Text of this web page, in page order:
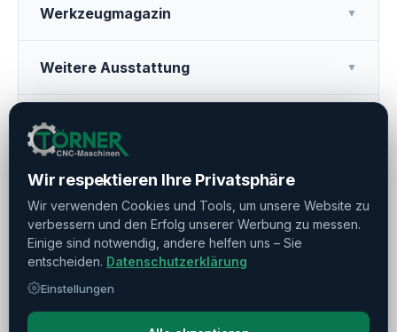
Werkzeugmagazin ▼
Weitere Ausstattung ▼
Betriebszeiten
Maschinendaten
Eilgang ▼
Kühlmitteldruck
Wir respektieren Ihre Privatsphäre
Wir verwenden Cookies und Tools, um unsere Website zu
verbessern und den Erfolg unserer Werbung zu messen.
Einige sind notwendig, andere helfen uns – Sie
entscheiden. Datenschutzerklärung
Einstellungen